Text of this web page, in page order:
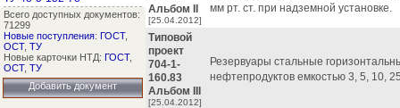
Всего доступных документов:
71299
Новые поступления: ГОСТ,
ОСТ, ТУ
Новые карточки НТД: ГОСТ,
ОСТ, ТУ
Добавить документ
Альбом II
[25.04.2012]
мм рт. ст. при надземной установке.
Типовой
проект
704-1-
160.83
Альбом III
[25.04.2012]
Резервуары стальные
нефтепродуктов емкостью 3, 5, 10,